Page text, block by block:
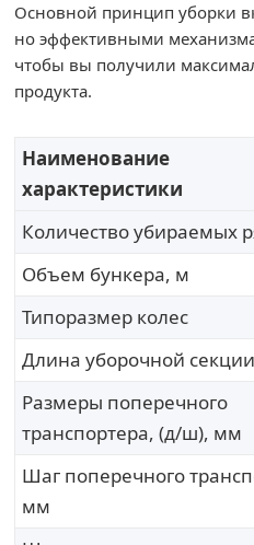
Основной принцип уборки
но эффективными
чтобы вы получили
продукта.
Наименование
характеристики
Количество убираемых
Объем бункера, м
Типоразмер колес
Длина уборочной
Размеры поперечного
транспортера, (д/ш), мм
Шаг поперечного
мм